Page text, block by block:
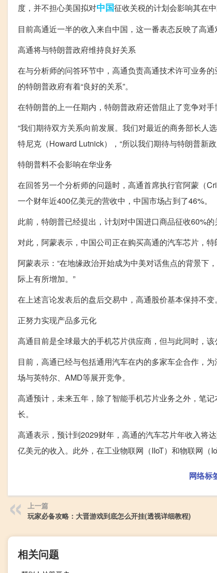
度，并不担心美国拟对中国征收关税的计划会影响其在中
目前高通近一半的收入来自中国，这一番表态反映了高通
高通将与特朗普政府维持良好关系
在与分析师的问答环节中，高通负责高通技术许可业务
的特朗普政府有着“良好的关系”。
在特朗普的上一任期内，特朗普政府还曾阻止了竞争对手
“我们期待双方关系向前发展。我们对最近的商务部长人
特尼克（Howard Lutnick），“所以我们期待与特朗普新
特朗普料不会影响在华业务
在回答另一个分析师的问题时，高通首席执行官阿蒙（
一个财年近400亿美元的营收中，中国市场占到了46%。
此前，特朗普已经提出，计划对中国进口商品征收60%
对此，阿蒙表示，中国公司正在购买高通的汽车芯片，
阿蒙表示：“在地缘政治开始成为中美对话焦点的背景
际上有所增加。”
在上述言论发表后的盘后交易中，高通股价基本保持不变。
正努力实现产品多元化
高通目前是全球最大的手机芯片供应商，但与此同时，该
目前，高通已经与包括通用汽车在内的多家车企合作，
场与英特尔、AMD等展开竞争。
高通预计，未来五年，除了智能手机芯片业务之外，笔
长。
高通表示，预计到2029财年，高通的汽车芯片年收入将
亿美元的收入。此外，在工业物联网（IIoT）和物联网（
网络标
上一篇
玩家必备攻略：大晋游戏到底怎么开挂(透视详细教程)
相关问题